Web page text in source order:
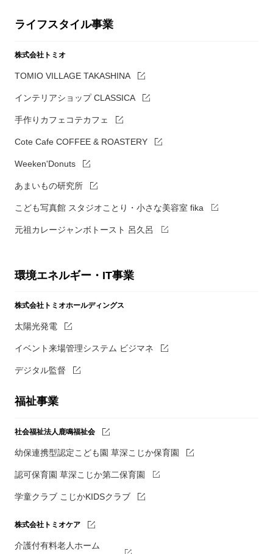
ライフスタイル事業
株式会社トミオ
TOMIO VILLAGE TAKASHINA
インテリアショップ CLASSICA
手作りカフェコテカフェ
Cote Cafe COFFEE & ROASTERY
Weeken'Donuts
あまいもの研究所
こども写真館 スタジオことり・小さな美容室 fika
元祖カレージャンボトースト 呂久呂
環境エネルギー・IT事業
株式会社トミオホールディングス
太陽光発電
イベント来場管理システム ビジマネ
デジタル監督
福祉事業
社会福祉法人鹿鳴福祉会
幼保連携型認定こども園 草深こじか保育園
認可保育園 草深こじか第二保育園
学童クラブ こじかKIDSクラブ
株式会社トミオケア
介護付有料老人ホーム